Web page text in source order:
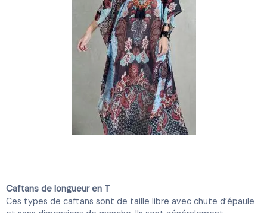
Caftans de longueur en T
Ces types de caftans sont de taille libre avec chute d’épaule